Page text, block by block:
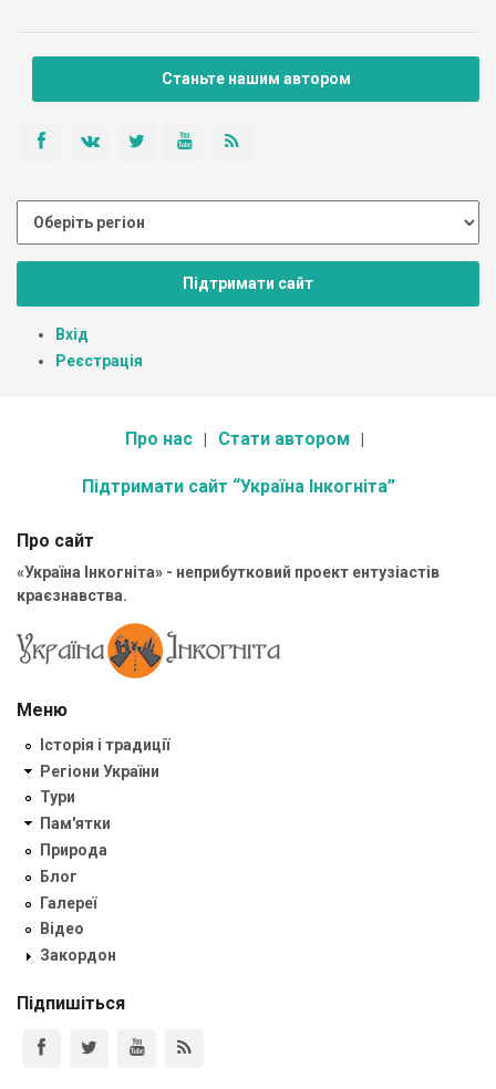
Станьте нашим автором
Підтримати сайт
Вхід
Реєстрація
Про нас Стати автором
Підтримати сайт “Україна Інкогніта”
Про сайт
«Україна Інкогніта» - неприбутковий проект ентузіастів
краєзнавства.
Меню
Історія і традиції
Регіони України
Тури
Пам'ятки
Природа
Блог
Галереї
Відео
Закордон
Підпишіться